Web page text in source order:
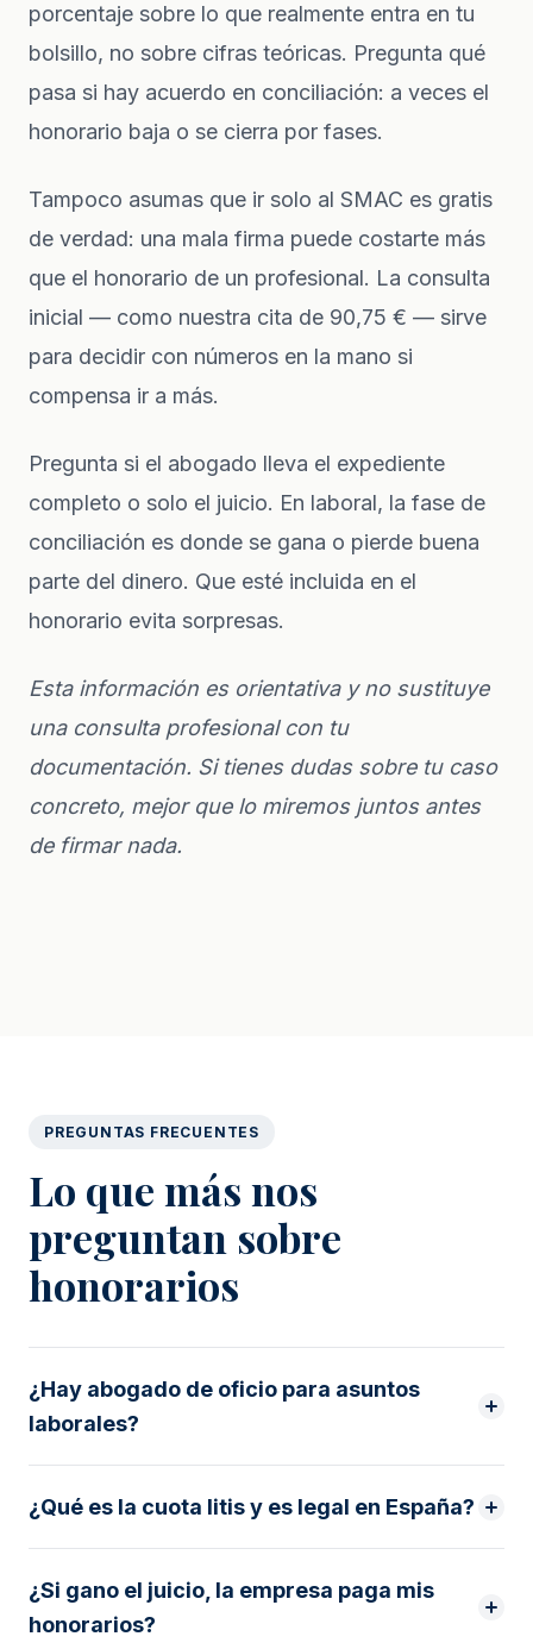
porcentaje sobre lo que realmente entra en tu
bolsillo, no sobre cifras teóricas. Pregunta qué
pasa si hay acuerdo en conciliación: a veces el
honorario baja o se cierra por fases.
Tampoco asumas que ir solo al SMAC es gratis
de verdad: una mala firma puede costarte más
que el honorario de un profesional. La consulta
inicial — como nuestra cita de 90,75 € — sirve
para decidir con números en la mano si
compensa ir a más.
Pregunta si el abogado lleva el expediente
completo o solo el juicio. En laboral, la fase de
conciliación es donde se gana o pierde buena
parte del dinero. Que esté incluida en el
honorario evita sorpresas.
Esta información es orientativa y no sustituye
una consulta profesional con tu
documentación. Si tienes dudas sobre tu caso
concreto, mejor que lo miremos juntos antes
de firmar nada.
PREGUNTAS FRECUENTES
Lo que más nos
preguntan sobre
honorarios
¿Hay abogado de oficio para asuntos
laborales?
¿Qué es la cuota litis y es legal en España?
¿Si gano el juicio, la empresa paga mis
honorarios?